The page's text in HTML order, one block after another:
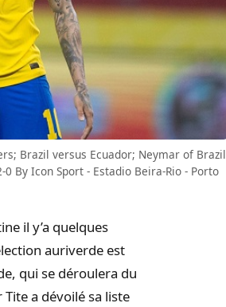
Brazil versus Ecuador; Neymar of Brazil
By Icon Sport - Estadio Beira-Rio - Porto
il y’a quelques
auriverde est
qui se déroulera du
a dévoilé sa liste